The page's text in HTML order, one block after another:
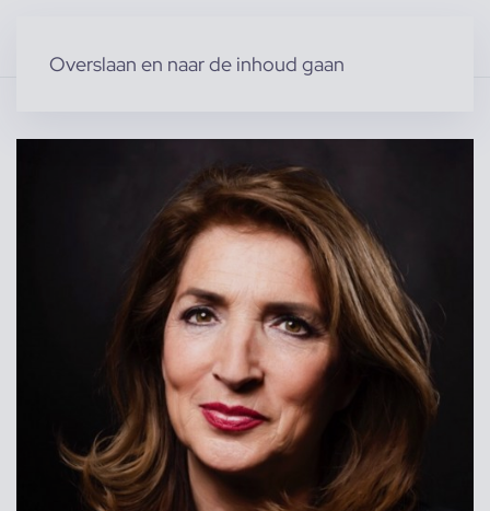
Overslaan en naar de inhoud gaan